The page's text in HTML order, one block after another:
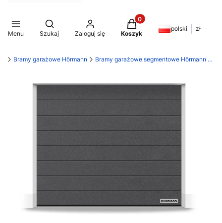
Menu
Otwórz wyszukiwarkę
Szukaj Zaloguj się
Produkty w koszyku: 0.
Koszyk
polski zł
Bramy garażowe Hörmann Bramy garażowe segmentowe Hörmann RenoMatic